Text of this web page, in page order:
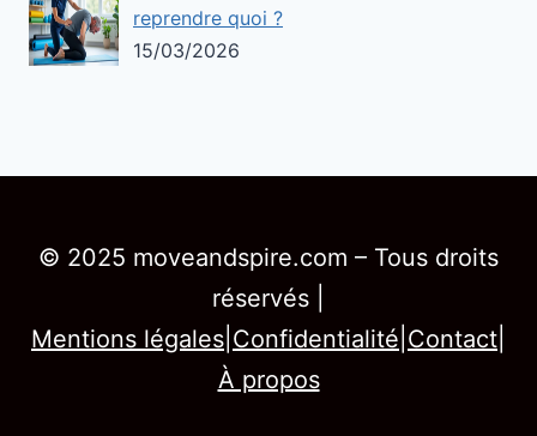
reprendre quoi ?
15/03/2026
© 2025 moveandspire.com – Tous droits
réservés |
Mentions légales Confidentialité Contact
À propos